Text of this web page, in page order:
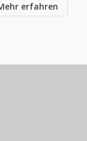
erfahren